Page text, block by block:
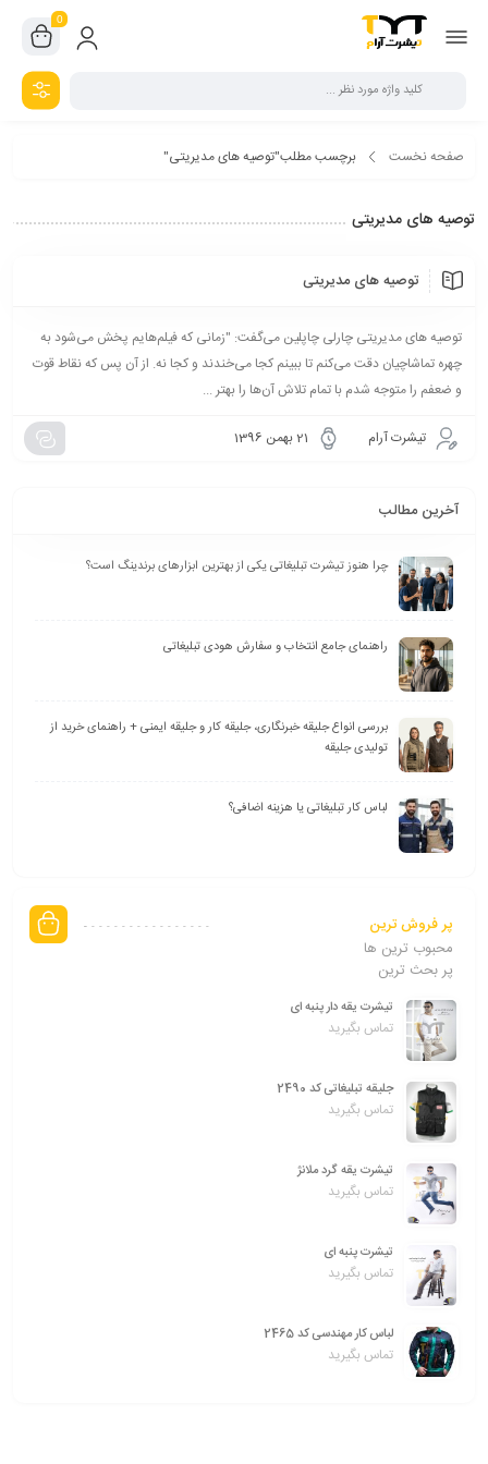
0
صفحه نخست برچسب مطلب"توصیه های مدیریتی"
توصیه های مدیریتی
توصیه های مدیریتی
توصیه های مدیریتی چارلی چاپلین می‌گفت: "زمانی که فیلم‌هایم پخش می‌شود به
چهره تماشاچیان دقت می‌کنم تا ببینم کجا می‌خندند و کجا نه. از آن پس که نقاط قوت
و ضعفم را متوجه شدم با تمام تلاش آن‌ها را بهتر ...
تیشرت آرام 21 بهمن 1396
آخرین مطالب
چرا هنوز تیشرت تبلیغاتی یکی از بهترین ابزارهای برندینگ است؟
راهنمای جامع انتخاب و سفارش هودی تبلیغاتی
بررسی انواع جلیقه خبرنگاری، جلیقه کار و جلیقه ایمنی + راهنمای خرید از
تولیدی جلیقه
لباس کار تبلیغاتی یا هزینه اضافی؟
پر فروش ترین
محبوب ترین ها
پر بحث ترین
تیشرت یقه دار پنبه ای
تماس بگیرید
جلیقه تبلیغاتی کد 2490
تماس بگیرید
تیشرت یقه گرد ملانژ
تماس بگیرید
تیشرت پنبه ای
تماس بگیرید
لباس کار مهندسی کد 2465
تماس بگیرید